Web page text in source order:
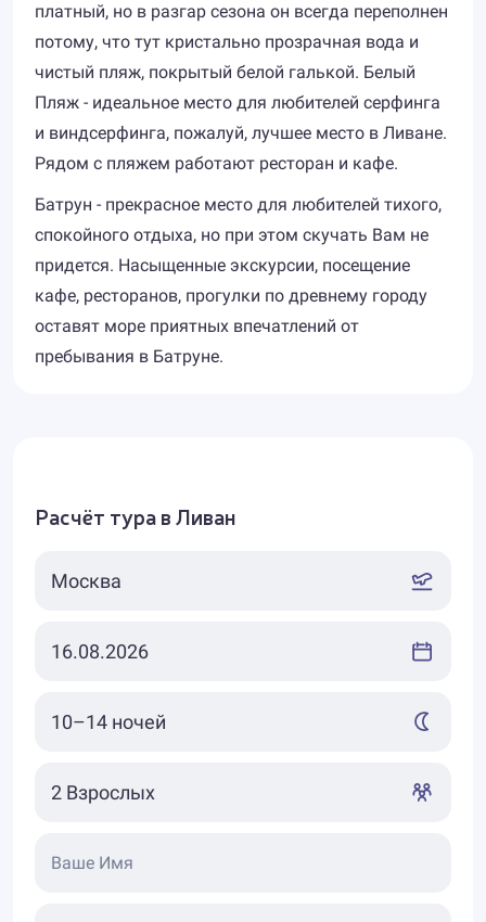
платный, но в разгар сезона он всегда переполнен
потому, что тут кристально прозрачная вода и
чистый пляж, покрытый белой галькой. Белый
Пляж - идеальное место для любителей серфинга
и виндсерфинга, пожалуй, лучшее место в Ливане.
Рядом с пляжем работают ресторан и кафе.
Батрун - прекрасное место для любителей тихого,
спокойного отдыха, но при этом скучать Вам не
придется. Насыщенные экскурсии, посещение
кафе, ресторанов, прогулки по древнему городу
оставят море приятных впечатлений от
пребывания в Батруне.
Расчёт тура в Ливан
Ваше Имя